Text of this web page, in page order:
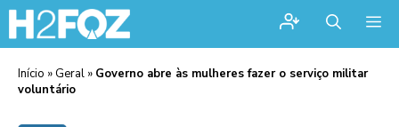
Início » Geral » Governo abre às mulheres fazer o serviço militar
voluntário